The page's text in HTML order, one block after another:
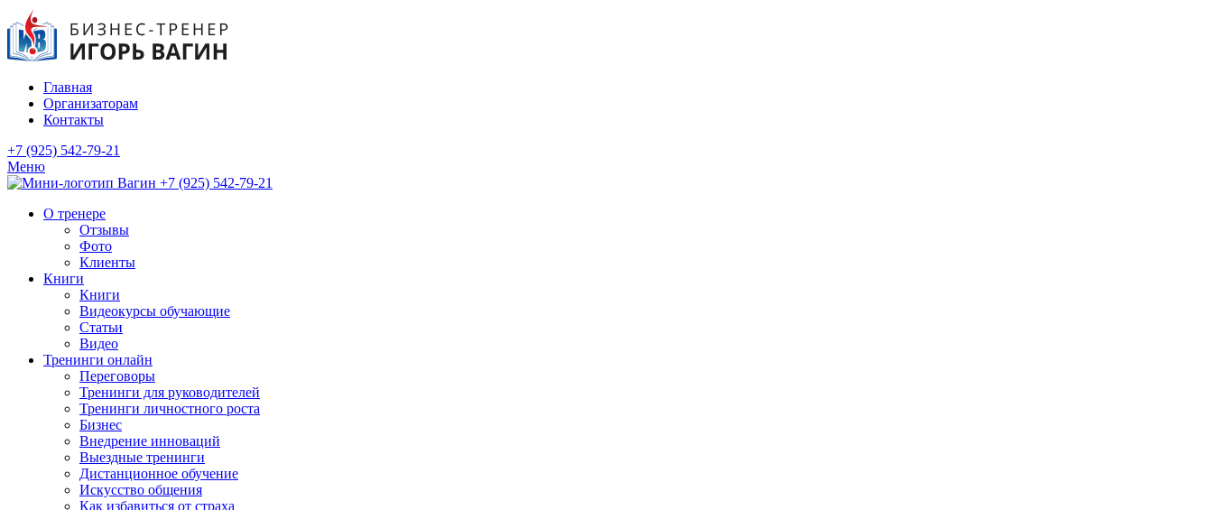
Главная
Организаторам
Контакты
+7 (925) 542-79-21
Меню
+7 (925) 542-79-21
О тренере
Отзывы
Фото
Клиенты
Книги
Книги
Видеокурсы обучающие
Статьи
Видео
Тренинги онлайн
Переговоры
Тренинги для руководителей
Тренинги личностного роста
Бизнес
Внедрение инноваций
Выездные тренинги
Дистанционное обучение
Искусство общения
Как избавиться от страха